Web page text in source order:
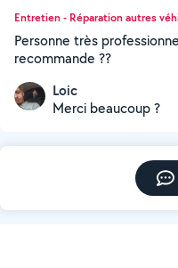
Entretien - Réparation autres
Personne très
recommande ??
Loic
Merci beaucoup ?